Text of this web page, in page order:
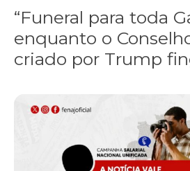
“Funeral para toda
enquanto o
criado por Trump
Assinada nova CCT de jornais e